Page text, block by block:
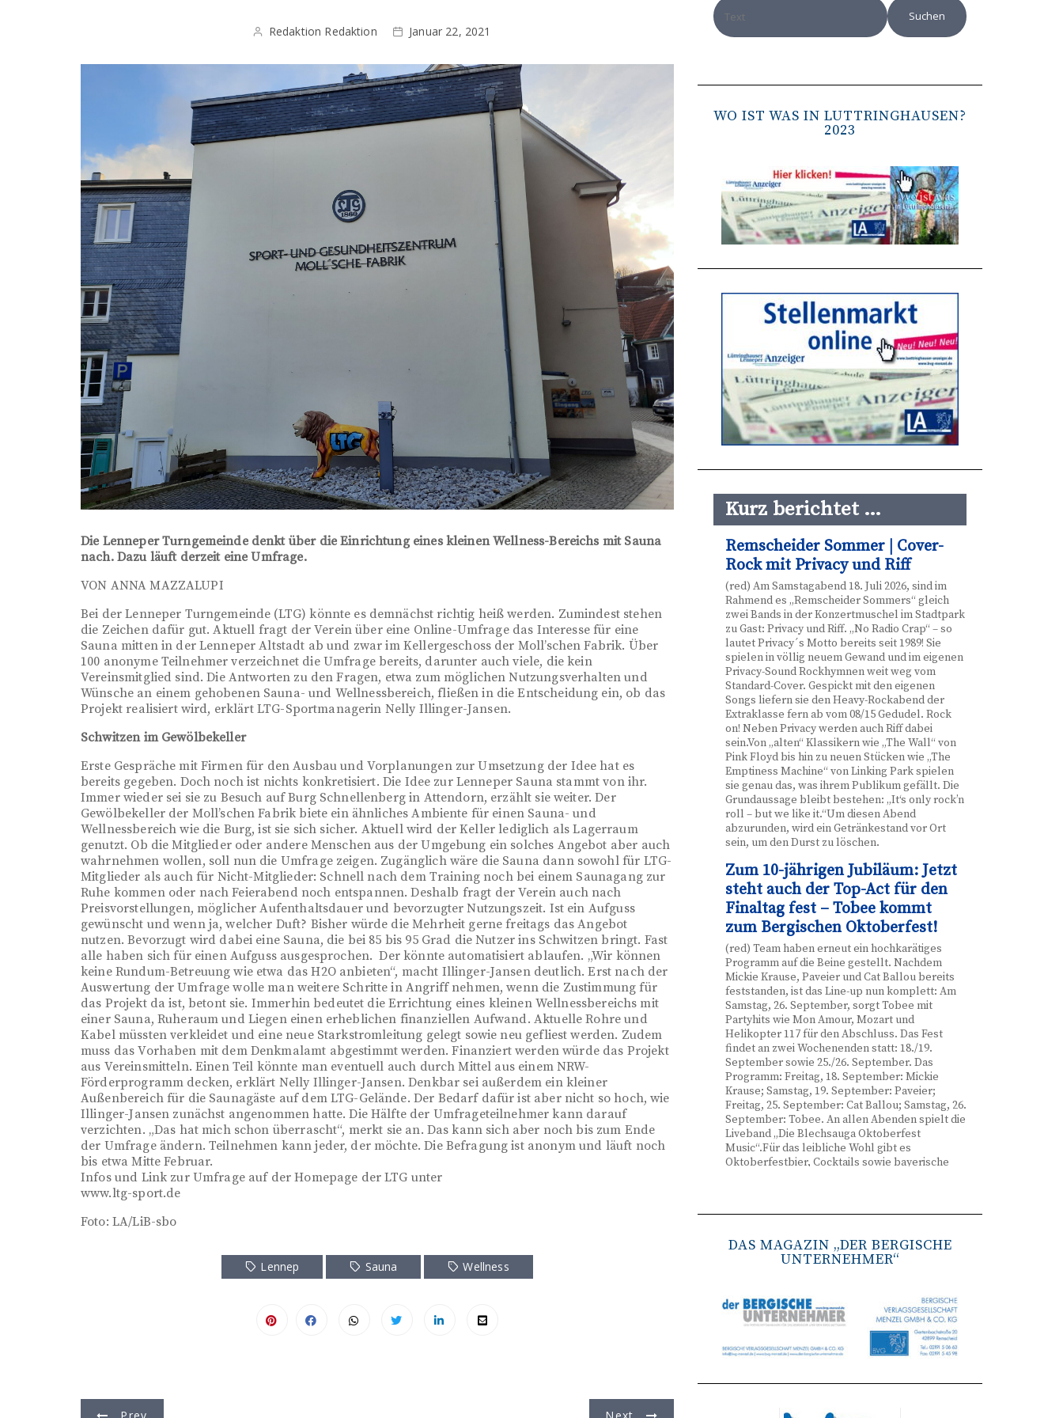
Redaktion Redaktion Januar 22, 2021
Die Lenneper Turngemeinde denkt über die Einrichtung eines kleinen Wellness-Bereichs mit Sauna
nach. Dazu läuft derzeit eine Umfrage.
VON ANNA MAZZALUPI
Bei der Lenneper Turngemeinde (LTG) könnte es demnächst richtig heiß werden. Zumindest stehen
die Zeichen dafür gut. Aktuell fragt der Verein über eine Online-Umfrage das Interesse für eine
Sauna mitten in der Lenneper Altstadt ab und zwar im Kellergeschoss der Moll’schen Fabrik. Über
100 anonyme Teilnehmer verzeichnet die Umfrage bereits, darunter auch viele, die kein
Vereinsmitglied sind. Die Antworten zu den Fragen, etwa zum möglichen Nutzungsverhalten und
Wünsche an einem gehobenen Sauna- und Wellnessbereich, fließen in die Entscheidung ein, ob das
Projekt realisiert wird, erklärt LTG-Sportmanagerin Nelly Illinger-Jansen.
Schwitzen im Gewölbekeller
Erste Gespräche mit Firmen für den Ausbau und Vorplanungen zur Umsetzung der Idee hat es
bereits gegeben. Doch noch ist nichts konkretisiert. Die Idee zur Lenneper Sauna stammt von ihr.
Immer wieder sei sie zu Besuch auf Burg Schnellenberg in Attendorn, erzählt sie weiter. Der
Gewölbekeller der Moll’schen Fabrik biete ein ähnliches Ambiente für einen Sauna- und
Wellnessbereich wie die Burg, ist sie sich sicher. Aktuell wird der Keller lediglich als Lagerraum
genutzt. Ob die Mitglieder oder andere Menschen aus der Umgebung ein solches Angebot aber auch
wahrnehmen wollen, soll nun die Umfrage zeigen. Zugänglich wäre die Sauna dann sowohl für LTG-
Mitglieder als auch für Nicht-Mitglieder: Schnell nach dem Training noch bei einem Saunagang zur
Ruhe kommen oder nach Feierabend noch entspannen. Deshalb fragt der Verein auch nach
Preisvorstellungen, möglicher Aufenthaltsdauer und bevorzugter Nutzungszeit. Ist ein Aufguss
gewünscht und wenn ja, welcher Duft? Bisher würde die Mehrheit gerne freitags das Angebot
nutzen. Bevorzugt wird dabei eine Sauna, die bei 85 bis 95 Grad die Nutzer ins Schwitzen bringt. Fast
alle haben sich für einen Aufguss ausgesprochen. Der könnte automatisiert ablaufen. „Wir können
keine Rundum-Betreuung wie etwa das H2O anbieten“, macht Illinger-Jansen deutlich. Erst nach der
Auswertung der Umfrage wolle man weitere Schritte in Angriff nehmen, wenn die Zustimmung für
das Projekt da ist, betont sie. Immerhin bedeutet die Errichtung eines kleinen Wellnessbereichs mit
einer Sauna, Ruheraum und Liegen einen erheblichen finanziellen Aufwand. Aktuelle Rohre und
Kabel müssten verkleidet und eine neue Starkstromleitung gelegt sowie neu gefliest werden. Zudem
muss das Vorhaben mit dem Denkmalamt abgestimmt werden. Finanziert werden würde das Projekt
aus Vereinsmitteln. Einen Teil könnte man eventuell auch durch Mittel aus einem NRW-
Förderprogramm decken, erklärt Nelly Illinger-Jansen. Denkbar sei außerdem ein kleiner
Außenbereich für die Saunagäste auf dem LTG-Gelände. Der Bedarf dafür ist aber nicht so hoch, wie
Illinger-Jansen zunächst angenommen hatte. Die Hälfte der Umfrageteilnehmer kann darauf
verzichten. „Das hat mich schon überrascht“, merkt sie an. Das kann sich aber noch bis zum Ende
der Umfrage ändern. Teilnehmen kann jeder, der möchte. Die Befragung ist anonym und läuft noch
bis etwa Mitte Februar.
Infos und Link zur Umfrage auf der Homepage der LTG unter
www.ltg-sport.de
Foto: LA/LiB-sbo
Lennep Sauna Wellness
Prev Next
WO IST WAS IN LÜTTRINGHAUSEN?
2023
Kurz berichtet …
Remscheider Sommer | Cover-
Rock mit Privacy und Riff
(red) Am Samstagabend 18. Juli 2026, sind im
Rahmend es „Remscheider Sommers“ gleich
zwei Bands in der Konzertmuschel im Stadtpark
zu Gast: Privacy und Riff. „No Radio Crap“ – so
lautet Privacy´s Motto bereits seit 1989! Sie
spielen in völlig neuem Gewand und im eigenen
Privacy-Sound Rockhymnen weit weg vom
Standard-Cover. Gespickt mit den eigenen
Songs liefern sie den Heavy-Rockabend der
Extraklasse fern ab vom 08/15 Gedudel. Rock
on! Neben Privacy werden auch Riff dabei
sein.Von „alten“ Klassikern wie „The Wall“ von
Pink Floyd bis hin zu neuen Stücken wie „The
Emptiness Machine“ von Linking Park spielen
sie genau das, was ihrem Publikum gefällt. Die
Grundaussage bleibt bestehen: „It‘s only rock’n
roll – but we like it.“Um diesen Abend
abzurunden, wird ein Getränkestand vor Ort
sein, um den Durst zu löschen.
Zum 10-jährigen Jubiläum: Jetzt
steht auch der Top-Act für den
Finaltag fest – Tobee kommt
zum Bergischen Oktoberfest!
(red) Team haben erneut ein hochkarätiges
Programm auf die Beine gestellt. Nachdem
Mickie Krause, Paveier und Cat Ballou bereits
feststanden, ist das Line-up nun komplett: Am
Samstag, 26. September, sorgt Tobee mit
Partyhits wie Mon Amour, Mozart und
Helikopter 117 für den Abschluss. Das Fest
findet an zwei Wochenenden statt: 18./19.
September sowie 25./26. September. Das
Programm: Freitag, 18. September: Mickie
Krause; Samstag, 19. September: Paveier;
Freitag, 25. September: Cat Ballou; Samstag, 26.
September: Tobee. An allen Abenden spielt die
Liveband „Die Blechsauga Oktoberfest
Music“.Für das leibliche Wohl gibt es
Oktoberfestbier, Cocktails sowie bayerische
www.bergisches-oktoberfest.de sowie über die
Remscheid stärkt Krisenvorsorge
Remscheid trainieren Krisenstabsarbeit am
Institut der Feuerwehr NRW in Münster.
Wie funktioniert die Zusammenarbeit im
Krisenfall? Welche Entscheidungen müssen
unter Zeitdruck getroffen werden? Und wie
bestmöglich geschützt werden? Mit diesen und
Mitarbeitende der Stadt Remscheid Ende Juni in
DAS MAGAZIN „DER BERGISCHE
UNTERNEHMER“